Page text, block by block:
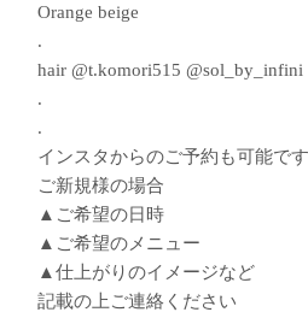
Orange beige
.
hair @t.komori515 @sol_by_infini
.
.
インスタからのご予約も可能です︎
ご新規様の場合
▲ご希望の日時
▲ご希望のメニュー
▲仕上がりのイメージなど
記載の上ご連絡ください